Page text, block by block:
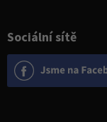
Sociální sítě